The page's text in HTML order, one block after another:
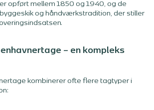
opført mellem 1850 og 1940, og de
og håndværkstradition, der stiller
– en kompleks
kombinerer ofte flere tagtyper i